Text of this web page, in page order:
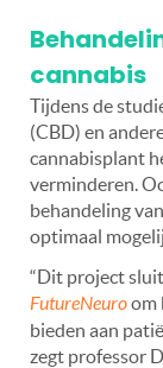
cannabis
Tijdens de
(CBD) en
cannabisplant
verminderen.
behandeling
optimaal
“Dit project
FutureNeuroom
bieden aan
zegt professor